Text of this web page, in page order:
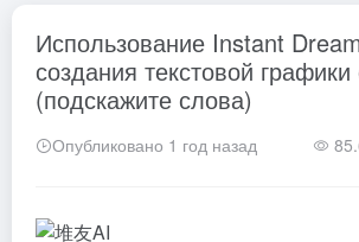
Использование Instant
создания текстовой графики
(подскажите слова)
Опубликовано 1 год назад